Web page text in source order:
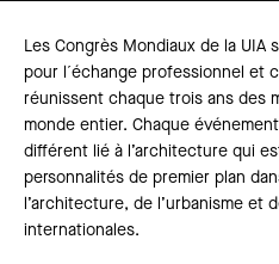
Les Congrès Mondiaux de la
pour l´échange professionnel et
réunissent chaque trois ans des
monde entier. Chaque
différent lié à l’architecture qui
personnalités de premier plan
l’architecture, de l’urbanisme et
internationales.